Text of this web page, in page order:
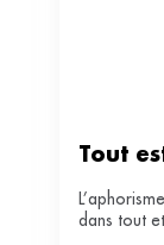
Tout
dans tout